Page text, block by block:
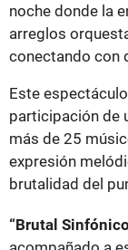
noche donde la
arreglos
conectando con
Este
participación de
más de 25
expresión
brutalidad del
“Brutal